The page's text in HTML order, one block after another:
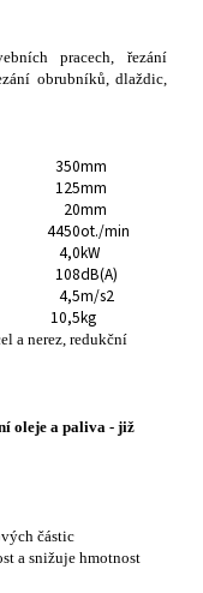
pracech, řezání
obrubníků, dlaždic,
350mm
125mm
20mm
4450ot./min
4,0kW
108dB(A)
4,5m/s2
10,5kg
a nerez, redukční
oleje a paliva - již
částic
a snižuje hmotnost